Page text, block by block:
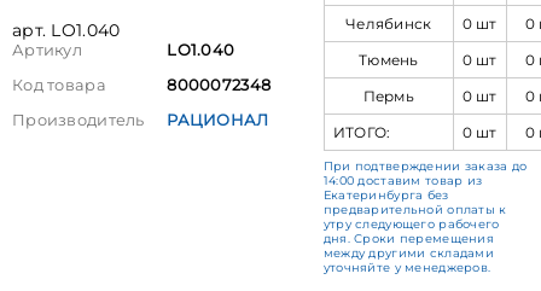
арт. LO1.040
Артикул
LO1.040
Код товара
8000072348
Производитель
РАЦИОНАЛ
Челябинск
0 шт
0
Тюмень
0 шт
0
Пермь
0 шт
0
ИТОГО:
0 шт 0
При подтверждении заказа до
14:00 доставим товар из
Екатеринбурга без
предварительной оплаты к
утру следующего рабочего
дня. Сроки перемещения
между другими складами
уточняйте у менеджеров.